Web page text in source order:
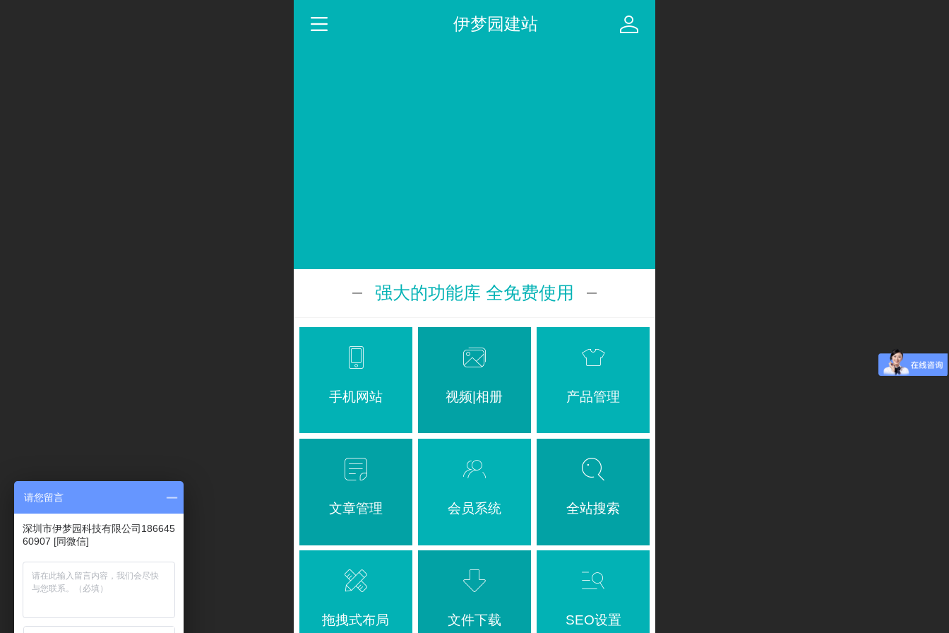
伊梦园建站
强大的功能库 全免费使用
手机网站 视频|相册 产品管理
文章管理 会员系统 全站搜索
拖拽式布局 文件下载 SEO设置
请您留言
深圳市伊梦园科技有限公司186645
60907 [同微信]